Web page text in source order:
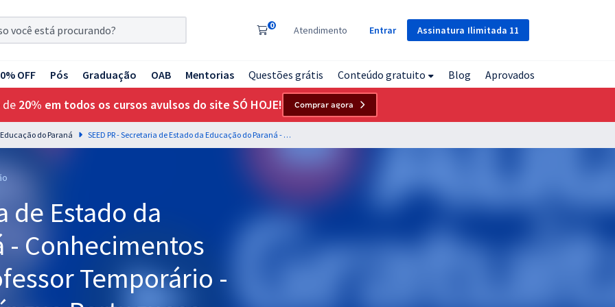
Assinatura Ilimitada 11
0 Atendimento Entrar
OFF Pós Graduação OAB Mentorias Questões grátis Conteúdo gratuito Blog Aprovados
de 20% em todos os cursos avulsos do site SÓ HOJE! Comprar agora
do Paraná SEED PR - Secretaria de Estado da Educação do Paraná - Conhecimentos Específicos para Professor Temporário - Educação Básica - Língua Portuguesa (Pós-Edital)
de Estado da
- Conhecimentos
Temporário -